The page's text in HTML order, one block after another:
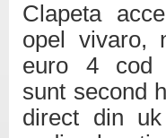
Clapeta
opel vivaro,
euro 4 cod
sunt second
direct din